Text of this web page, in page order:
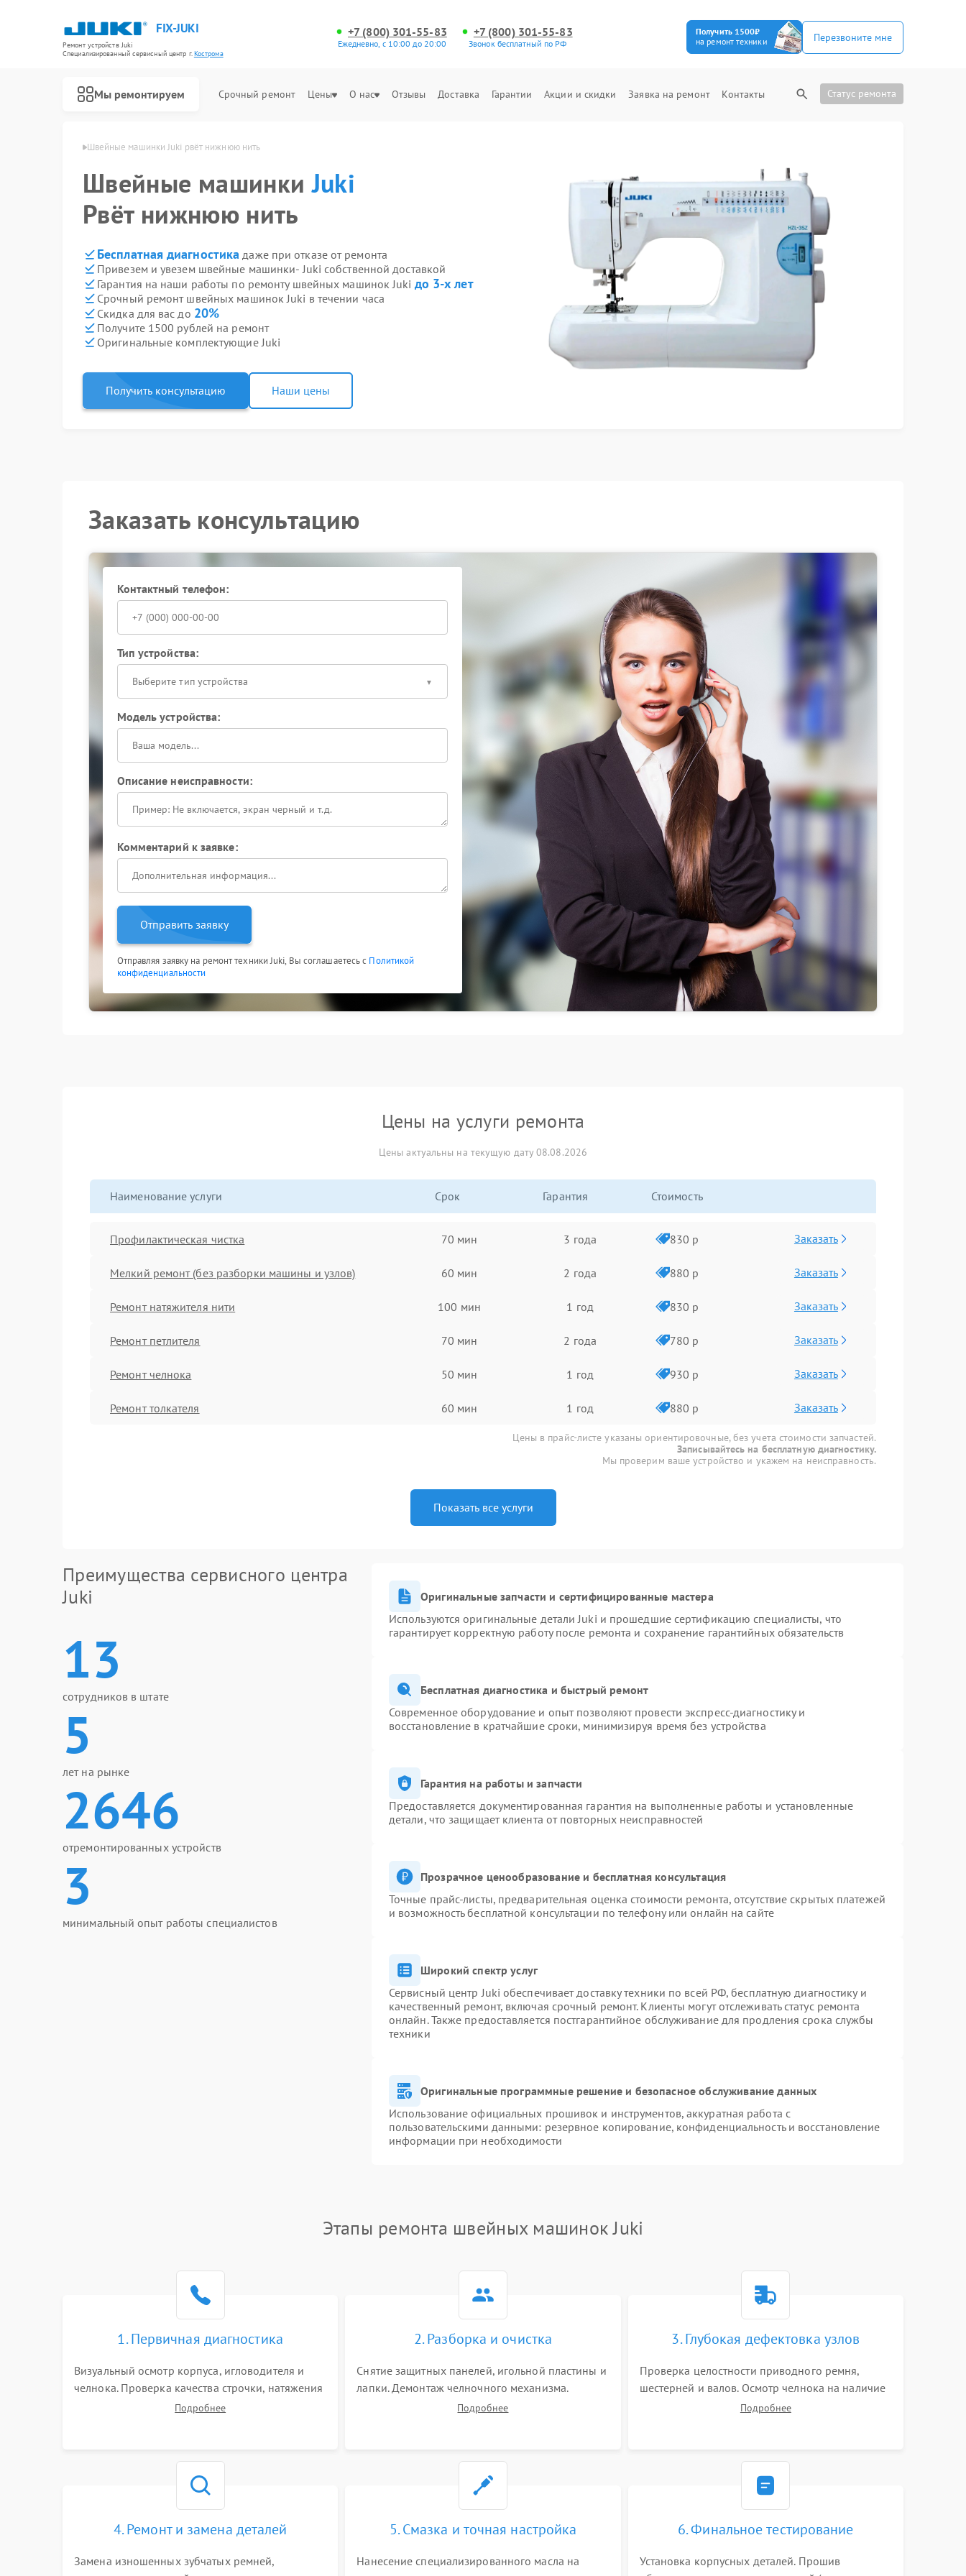
FIX-JUKI
Ремонт устройств Juki
Специализированный cервисный центр г.Кострома
+7 (800) 301-55-83
Ежедневно, с 10:00 до 20:00
+7 (800) 301-55-83
Звонок бесплатный по РФ
Получить 1500₽
на ремонт техники
Перезвоните мне
Мы ремонтируем Срочный ремонт Цены О нас Отзывы Доставка Гарантии Акции и скидки Заявка на ремонт Контакты Статус ремонта
Швейные машинки Juki рвёт нижнюю нить
Швейные машинкиJuki
Рвёт нижнюю нить
Бесплатная диагностика даже при отказе от ремонта
Привезем и увезем швейные машинки- Juki собственной доставкой
Гарантия на наши работы по ремонту швейных машинок Juki до 3-х лет
Срочный ремонт швейных машинок Juki в течении часа
Скидка для вас до 20%
Получите 1500 рублей на ремонт
Оригинальные комплектующие Juki
Получить консультацию Наши цены
Заказать консультацию
Контактный телефон:
Тип устройства:
Выберите тип устройства
Модель устройства:
Описание неисправности:
Комментарий к заявке:
Отправить заявку
Отправляя заявку на ремонт техники Juki, Вы соглашаетесь с Политикой
конфиденциальности
Цены на услуги ремонта
Цены актуальны на текущую дату 08.08.2026
Наименование услуги Срок Гарантия Стоимость
Профилактическая чистка 70 мин 3 года 830 р Заказать
Мелкий ремонт (без разборки машины и узлов) 60 мин 2 года 880 р Заказать
Ремонт натяжителя нити 100 мин 1 год 830 р Заказать
Ремонт петлителя 70 мин 2 года 780 р Заказать
Ремонт челнока 50 мин 1 год 930 р Заказать
Ремонт толкателя 60 мин 1 год 880 р Заказать
Цены в прайс-листе указаны ориентировочные, без учета стоимости запчастей.
Записывайтесь на бесплатную диагностику.
Мы проверим ваше устройство и укажем на неисправность.
Показать все услуги
Преимущества сервисного центра
Juki
13
сотрудников в штате
5
лет на рынке
2646
отремонтированных устройств
3
минимальный опыт работы специалистов
Оригинальные запчасти и сертифицированные мастера
Используются оригинальные детали Juki и прошедшие сертификацию специалисты, что
гарантирует корректную работу после ремонта и сохранение гарантийных обязательств
Бесплатная диагностика и быстрый ремонт
Современное оборудование и опыт позволяют провести экспресс-диагностику и
восстановление в кратчайшие сроки, минимизируя время без устройства
Гарантия на работы и запчасти
Предоставляется документированная гарантия на выполненные работы и установленные
детали, что защищает клиента от повторных неисправностей
Прозрачное ценообразование и бесплатная консультация
Точные прайс-листы, предварительная оценка стоимости ремонта, отсутствие скрытых платежей
и возможность бесплатной консультации по телефону или онлайн на сайте
Широкий спектр услуг
Сервисный центр Juki обеспечивает доставку техники по всей РФ, бесплатную диагностику и
качественный ремонт, включая срочный ремонт. Клиенты могут отслеживать статус ремонта
онлайн. Также предоставляется постгарантийное обслуживание для продления срока службы
техники
Оригинальные программные решение и безопасное обслуживание данных
Использование официальных прошивок и инструментов, аккуратная работа с
пользовательскими данными: резервное копирование, конфиденциальность и восстановление
информации при необходимости
Этапы ремонта швейных машинок Juki
1. Первичная диагностика
Визуальный осмотр корпуса, игловодителя и
челнока. Проверка качества строчки, натяжения
нитей и работы педали. Выявление посторонних
Подробнее
2. Разборка и очистка
Снятие защитных панелей, игольной пластины и
лапки. Демонтаж челночного механизма.
Тщательная очистка внутренних узлов от
Подробнее
3. Глубокая дефектовка узлов
Проверка целостности приводного ремня,
шестерней и валов. Осмотр челнока на наличие
заусенцев и царапин. Диагностика
Подробнее
4. Ремонт и замена деталей
Замена изношенных зубчатых ремней,
5. Смазка и точная настройка
Нанесение специализированного масла на
6. Финальное тестирование
Установка корпусных деталей. Прошив